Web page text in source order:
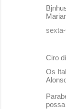
Ciro
Os